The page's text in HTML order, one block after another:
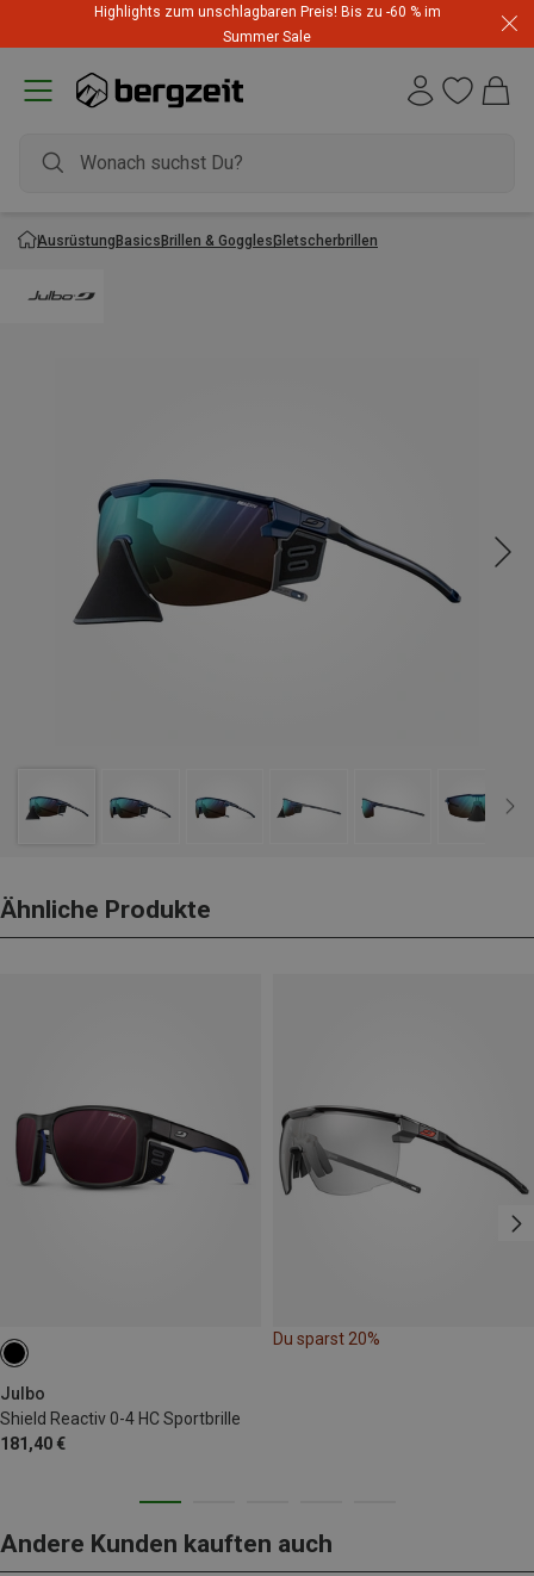
Highlights zum unschlagbaren Preis! Bis zu -60 % im
Summer Sale
AusrüstungBasicsBrillen & GogglesGletscherbrillen
Ähnliche Produkte
Julbo
Shield Reactiv 0-4 HC Sportbrille
181,40 €
Du sparst 20%
Andere Kunden kauften auch